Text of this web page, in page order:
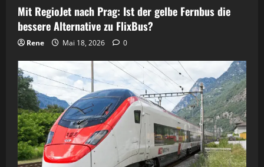
Mit RegioJet nach Prag: Ist der gelbe Fernbus die
bessere Alternative zu FlixBus?
Rene Mai 18, 2026 0